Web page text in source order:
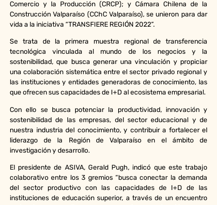
Comercio y la Producción (CRCP); y Cámara Chilena de la
Construcción Valparaíso (CChC Valparaíso), se unieron para dar
vida a la iniciativa “TRANSFIERE REGIÓN 2022”.
Se trata de la primera muestra regional de transferencia
tecnológica vinculada al mundo de los negocios y la
sostenibilidad, que busca generar una vinculación y propiciar
una colaboración sistemática entre el sector privado regional y
las instituciones y entidades generadoras de conocimiento, las
que ofrecen sus capacidades de I+D al ecosistema empresarial.
Con ello se busca potenciar la productividad, innovación y
sostenibilidad de las empresas, del sector educacional y de
nuestra industria del conocimiento, y contribuir a fortalecer el
liderazgo de la Región de Valparaíso en el ámbito de
investigación y desarrollo.
El presidente de ASIVA, Gerald Pugh, indicó que este trabajo
colaborativo entre los 3 gremios “busca conectar la demanda
del sector productivo con las capacidades de I+D de las
instituciones de educación superior, a través de un encuentro